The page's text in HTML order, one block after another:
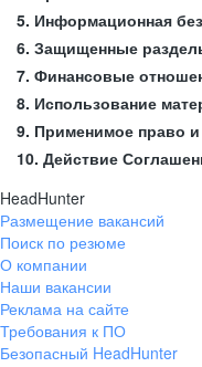
5. Информационная
6. Защищенные
7. Финансовые
8. Использование
9. Применимое право
10. Действие
HeadHunter
Размещение вакансий
Поиск по резюме
О компании
Наши вакансии
Реклама на сайте
Требования к ПО
Безопасный HeadHunter